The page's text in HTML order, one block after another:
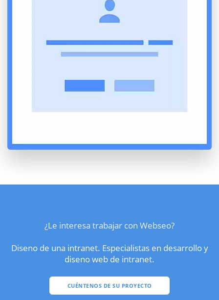
¿Le interesa trabajar con Webseo?
Diseno de una intranet. Especialistas en desarrollo y
diseno web de intranet.
CUÉNTENOS DE SU PROYECTO